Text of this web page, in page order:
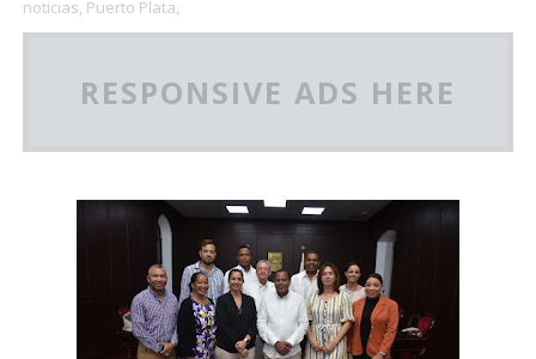
noticias, Puerto Plata,
RESPONSIVE ADS HERE